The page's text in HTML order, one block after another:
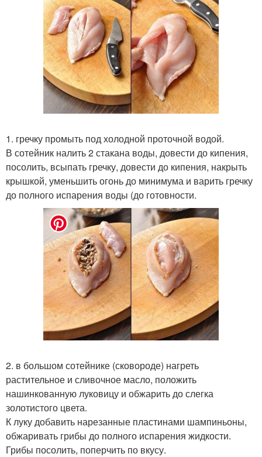
1. гречку промыть под холодной проточной водой.
В сотейник налить 2 стакана воды, довести до кипения,
посолить, всыпать гречку, довести до кипения, накрыть
крышкой, уменьшить огонь до минимума и варить гречку
до полного испарения воды (до готовности.
2. в большом сотейнике (сковороде) нагреть
растительное и сливочное масло, положить
нашинкованную луковицу и обжарить до слегка
золотистого цвета.
К луку добавить нарезанные пластинами шампиньоны,
обжаривать грибы до полного испарения жидкости.
Грибы посолить, поперчить по вкусу.